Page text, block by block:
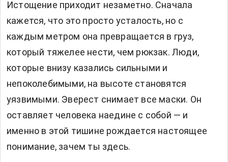
Истощение приходит незаметно. Сначала
кажется, что это просто усталость, но с
каждым метром она превращается в груз,
который тяжелее нести, чем рюкзак. Люди,
которые внизу казались сильными и
непоколебимыми, на высоте становятся
уязвимыми. Эверест снимает все маски. Он
оставляет человека наедине с собой — и
именно в этой тишине рождается настоящее
понимание, зачем ты здесь.